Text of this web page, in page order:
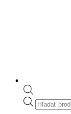
Products
search